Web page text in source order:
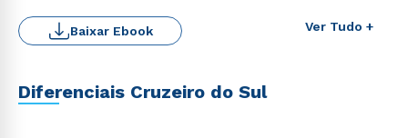
Ver Tudo +
Baixar Ebook
Diferenciais Cruzeiro do Sul